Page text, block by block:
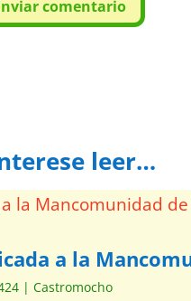
comentario
leer…
a la
|Castromocho